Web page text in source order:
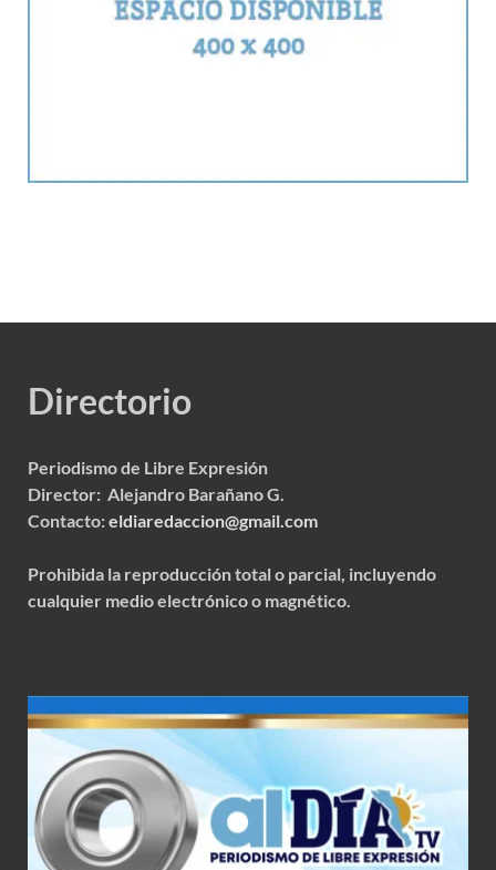
Directorio
Periodismo de Libre Expresión
Director: Alejandro Barañano G.
Contacto:eldiaredaccion@gmail.com
Prohibida la reproducción total o parcial, incluyendo
cualquier medio electrónico o magnético.